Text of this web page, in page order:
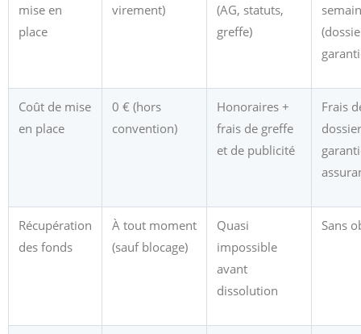
mise en
place
virement)
(AG, statuts,
greffe)
Coût de mise
en place
0 € (hors
convention)
Honoraires +
frais de greffe
et de publicité
Frais
Récupération
des fonds
À tout moment
(sauf blocage)
Quasi
impossible
avant
dissolution
Sans